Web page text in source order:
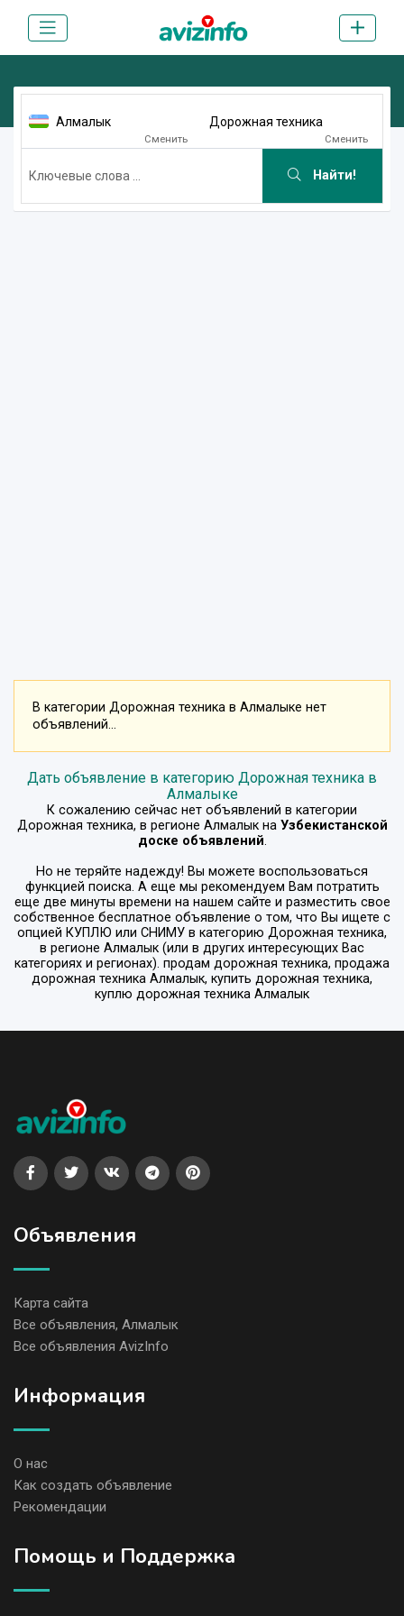
Алмалык
Сменить
Дорожная техника
Сменить
Найти!
В категории Дорожная техника в Алмалыке нет
объявлений...
Дать объявление в категорию Дорожная техника в
Алмалыке
К сожалению сейчас нет объявлений в категории
Дорожная техника, в регионе Алмалыкна Узбекистанской
доске объявлений.
Но не теряйте надежду! Вы можете воспользоваться
функцией поиска. А еще мы рекомендуем Вам потратить
еще две минуты времени на нашем сайте и разместить свое
собственное бесплатное объявление о том, что Вы ищете с
опцией КУПЛЮ или СНИМУ в категорию Дорожная техника,
в регионе Алмалык (или в других интересующих Вас
категориях и регионах). продам дорожная техника, продажа
дорожная техника Алмалык, купить дорожная техника,
куплю дорожная техника Алмалык
Объявления
Карта сайта
Все объявления, Алмалык
Все объявления AvizInfo
Информация
О нас
Как создать объявление
Рекомендации
Помощь и Поддержка